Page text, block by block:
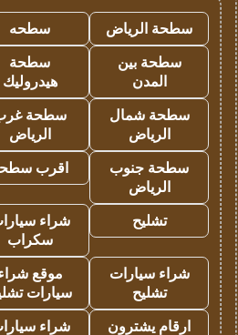
سطحة الرياض
سطحه
سطحة بين
المدن
سطحة
هيدروليك
سطحة شمال
الرياض
سطحة
الرياض
سطحة جنوب
الرياض
اقرب
تشليح
شراء
سكراب
شراء سيارات
تشليح
موقع
سيارات
ارقام يشترون
شراء